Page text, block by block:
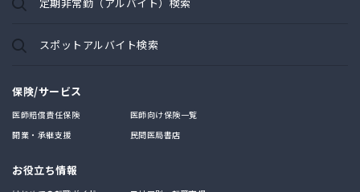
スポットアルバイト検索
保険/サービス
医師賠償責任保険
医師向け保険一覧
開業・承継支援
民間医局書店
お役立ち情報